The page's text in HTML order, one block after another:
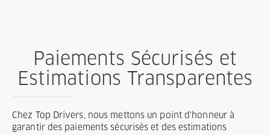
Paiements Sécurisés et
Estimations Transparentes
Chez Top Drivers, nous mettons un point d'honneur à
garantir des paiements sécurisés et des estimations